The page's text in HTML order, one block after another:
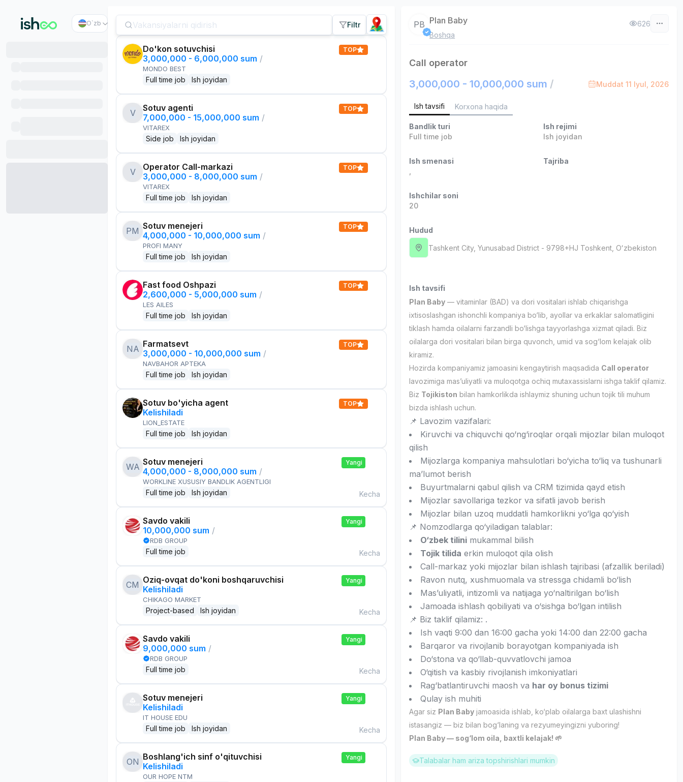
O`zb Filtr
Do'kon sotuvchisi
3,000,000 - 6,000,000 sum /
MONDO BEST
Full time job Ish joyidan
TOP
V
Sotuv agenti
7,000,000 - 15,000,000 sum /
VITAREX
Side job Ish joyidan
TOP
V
Operator Call-markazi
3,000,000 - 8,000,000 sum /
VITAREX
Full time job Ish joyidan
TOP
PM Sotuv menejeri
4,000,000 - 10,000,000 sum /
PROFI MANY
Full time job Ish joyidan
TOP
Fast food Oshpazi
2,600,000 - 5,000,000 sum /
LES AILES
Full time job Ish joyidan
TOP
NA Farmatsevt
3,000,000 - 10,000,000 sum /
NAVBAHOR APTEKA
Full time job Ish joyidan
TOP
Sotuv bo'yicha agent
Kelishiladi
LION_ESTATE
Full time job Ish joyidan
TOP
WA Sotuv menejeri
4,000,000 - 8,000,000 sum /
WORKLINE XUSUSIY BANDLIK AGENTLIGI
Full time job Ish joyidan
Yangi
Kecha
Savdo vakili
10,000,000 sum /
RDB GROUP
Full time job
Yangi
Kecha
CM Oziq-ovqat do'koni boshqaruvchisi
Kelishiladi
CHIKAGO MARKET
Project-based Ish joyidan
Yangi
Kecha
Savdo vakili
9,000,000 sum /
RDB GROUP
Full time job
Yangi
Kecha
Sotuv menejeri
Kelishiladi
IT HOUSE EDU
Full time job Ish joyidan
Yangi
Kecha
ON Boshlang'ich sinf o'qituvchisi
Kelishiladi
OUR HOPE NTM
Yangi
PB Plan Baby
Boshqa
626
Call operator
3,000,000 - 10,000,000 sum / Muddat 11 Iyul, 2026
Ish tavsifi Korxona haqida
Bandlik turi
Full time job
Ish rejimi
Ish joyidan
Ish smenasi
Tajriba
Ishchilar soni
20
Hudud
Tashkent City, Yunusabad District - 9798+HJ Тоshkent, Oʻzbekiston
Ish tavsifi
Plan Baby — vitaminlar (BAD) va dori vositalari ishlab chiqarishga
ixtisoslashgan ishonchli kompaniya bo‘lib, ayollar va erkaklar salomatligini
tiklash hamda oilalarni farzandli bo‘lishga tayyorlashga xizmat qiladi. Biz
oilalarga dori vositalari bilan birga quvonch, umid va sog‘lom kelajak olib
kiramiz.
Hozirda kompaniyamiz jamoasini kengaytirish maqsadida Call operator
lavozimiga mas’uliyatli va muloqotga ochiq mutaxassislarni ishga taklif qilamiz.
Biz Tojikiston bilan hamkorlikda ishlaymiz shuning uchun tojik tili muhum
bizda ishlash uchun.
📌 Lavozim vazifalari:
Kiruvchi va chiquvchi qo‘ng‘iroqlar orqali mijozlar bilan muloqot
qilish
Mijozlarga kompaniya mahsulotlari bo‘yicha to‘liq va tushunarli
ma’lumot berish
Buyurtmalarni qabul qilish va CRM tizimida qayd etish
Mijozlar savollariga tezkor va sifatli javob berish
Mijozlar bilan uzoq muddatli hamkorlikni yo‘lga qo‘yish
📌 Nomzodlarga qo‘yiladigan talablar:
O‘zbek tilini mukammal bilish
Tojik tilida erkin muloqot qila olish
Call-markaz yoki mijozlar bilan ishlash tajribasi (afzallik beriladi)
Ravon nutq, xushmuomala va stressga chidamli bo‘lish
Mas’uliyatli, intizomli va natijaga yo‘naltirilgan bo‘lish
Jamoada ishlash qobiliyati va o‘sishga bo‘lgan intilish
📌 Biz taklif qilamiz: .
Ish vaqti 9:00 dan 16:00 gacha yoki 14:00 dan 22:00 gacha
Barqaror va rivojlanib borayotgan kompaniyada ish
Do‘stona va qo‘llab-quvvatlovchi jamoa
O‘qitish va kasbiy rivojlanish imkoniyatlari
Rag‘batlantiruvchi maosh va har oy bonus tizimi
Qulay ish muhiti
Agar siz Plan Baby jamoasida ishlab, ko‘plab oilalarga baxt ulashishni
istasangiz — biz bilan bog‘laning va rezyumeyingizni yuboring!
Plan Baby — sog‘lom oila, baxtli kelajak! 🌱
Talabalar ham ariza topshirishlari mumkin